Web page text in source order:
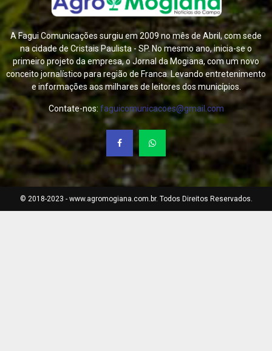
A Fagui Comunicações surgiu em 2009 no mês de Abril, com sede
na cidade de Cristais Paulista - SP. No mesmo ano, inicia-se o
primeiro projeto da empresa, o Jornal da Mogiana, com um novo
conceito jornalístico para região de Franca. Levando entretenimento
e informações aos milhares de leitores dos municípios.
Contate-nos: faguicomunicacoes@gmail.com
© 2018-2023 - www.agromogiana.com.br. Todos Direitos Reservados.